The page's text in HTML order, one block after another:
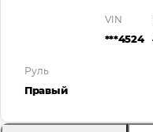
VIN
***4524
Руль
Правый